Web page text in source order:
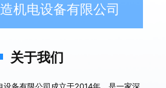
关于我们
机电设备有限公司